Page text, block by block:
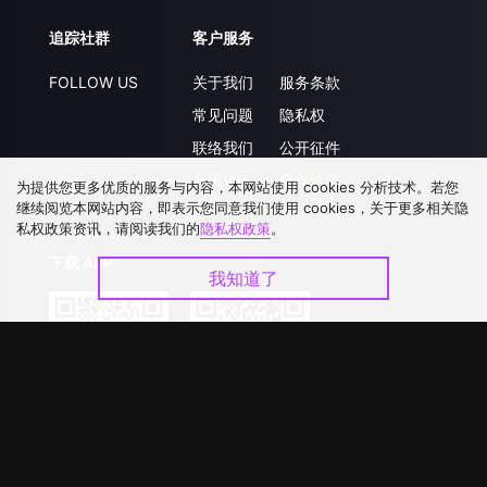
追踪社群
FOLLOW US
客户服务
关于我们
常见问题
联络我们
升级VIP
服务条款
隐私权
公开征件
合作洽談
下载 APP
为提供您更多优质的服务与内容，本网站使用 cookies 分析技术。若您
继续阅览本网站内容，即表示您同意我们使用 cookies，关于更多相关隐
私权政策资讯，请阅读我们的隐私权政策。
我知道了